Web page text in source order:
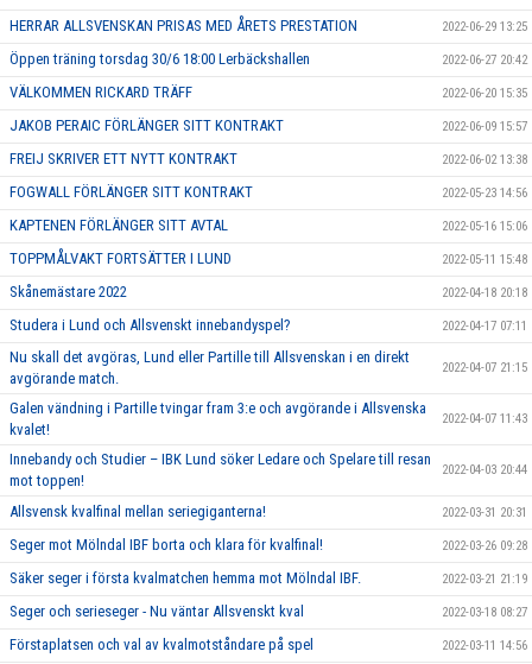
HERRAR ALLSVENSKAN PRISAS MED ÅRETS PRESTATION 2022-06-29 13:25
Öppen träning torsdag 30/6 18:00 Lerbäckshallen 2022-06-27 20:42
VÄLKOMMEN RICKARD TRÄFF 2022-06-20 15:35
JAKOB PERAIC FÖRLÄNGER SITT KONTRAKT 2022-06-09 15:57
FREIJ SKRIVER ETT NYTT KONTRAKT 2022-06-02 13:38
FOGWALL FÖRLÄNGER SITT KONTRAKT 2022-05-23 14:56
KAPTENEN FÖRLÄNGER SITT AVTAL 2022-05-16 15:06
TOPPMÅLVAKT FORTSÄTTER I LUND 2022-05-11 15:48
Skånemästare 2022 2022-04-18 20:18
Studera i Lund och Allsvenskt innebandyspel? 2022-04-17 07:11
Nu skall det avgöras, Lund eller Partille till Allsvenskan i en direkt
avgörande match.
2022-04-07 21:15
Galen vändning i Partille tvingar fram 3:e och avgörande i Allsvenska
kvalet!
2022-04-07 11:43
Innebandy och Studier – IBK Lund söker Ledare och Spelare till resan
mot toppen!
2022-04-03 20:44
Allsvensk kvalfinal mellan seriegiganterna! 2022-03-31 20:31
Seger mot Mölndal IBF borta och klara för kvalfinal! 2022-03-26 09:28
Säker seger i första kvalmatchen hemma mot Mölndal IBF. 2022-03-21 21:19
Seger och serieseger - Nu väntar Allsvenskt kval 2022-03-18 08:27
Förstaplatsen och val av kvalmotståndare på spel 2022-03-11 14:56